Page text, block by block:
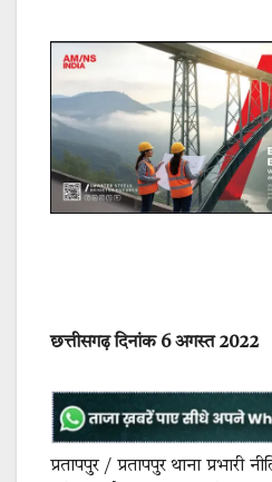
छत्तीसगढ़ दिनांक 6 अगस्त 2022
प्रतापपुर / प्रतापपुर थाना प्रभारी